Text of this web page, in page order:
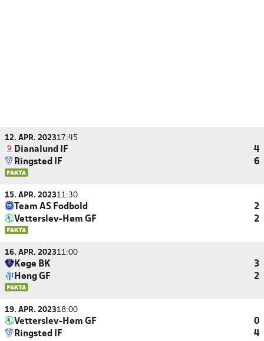
12. APR. 202317:45
Dianalund IF
4
Ringsted IF
6
15. APR. 202311:30
Team AS Fodbold
2
Vetterslev-Høm GF
2
16. APR. 202311:00
Køge BK
3
Høng GF
2
19. APR. 202318:00
Vetterslev-Høm GF
0
Ringsted IF
4